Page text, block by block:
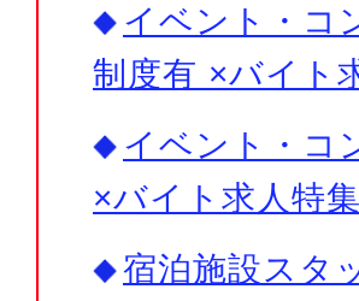
イベント・コ
制度有 ×バイト
イベント・コ
×バイト求人特集
宿泊施設スタ